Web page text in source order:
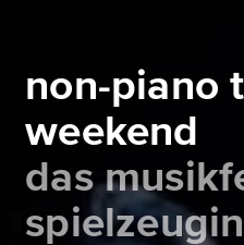
non-piano
weekend
das